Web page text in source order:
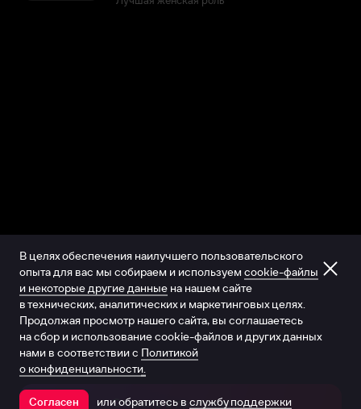
Открыть в приложении
В целях обеспечения наилучшего пользовательского
опыта для вас мы собираем и используем cookie-файлы
и некоторые другие данные на нашем сайте
в технических, аналитических и маркетинговых целях.
Продолжая просмотр нашего сайта, вы соглашаетесь
на сбор и использование cookie-файлов и других данных
нами в соответствии с Политикой
о конфиденциальности.
Согласен или обратитесь в службу поддержки